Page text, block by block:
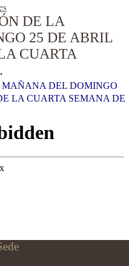
DE LA
25 DE ABRIL
CUARTA
DEL DOMINGO
LA CUARTA SEMANA DE